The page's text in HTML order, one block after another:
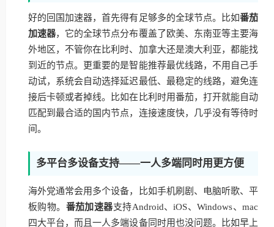
好的回国加速器，首先得有足够多的全球节点。比如番茄
加速器，它的全球节点分布覆盖了欧美、东南亚等主要海
外地区，不管你在比利时、加拿大还是澳大利亚，都能找
到近的节点。更重要的是智能推荐最优线路，不用自己手
动试，系统会自动选择延迟最低、最稳定的线路，避免连
接后卡顿或者掉线。比如在比利时用番茄，打开就能自动
匹配到最合适的国内节点，连接速度快，几乎没有等待时
间。
多平台多设备支持——一人多端同时用更方便
海外党通常会用多个设备，比如手机刷剧、电脑听歌、平
板购物。 番茄加速器支持Android、iOS、Windows、mac
四大平台，而且一人多端设备同时用也没问题。比如早上